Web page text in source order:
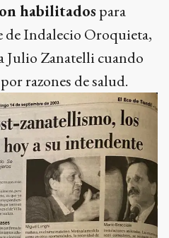
habilitados para
de Indalecio Oroquieta,
Julio Zanatelli cuando
razones de salud.